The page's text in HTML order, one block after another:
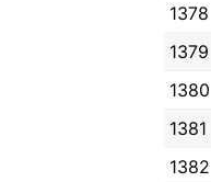
1378
1379
1380
1381
1382